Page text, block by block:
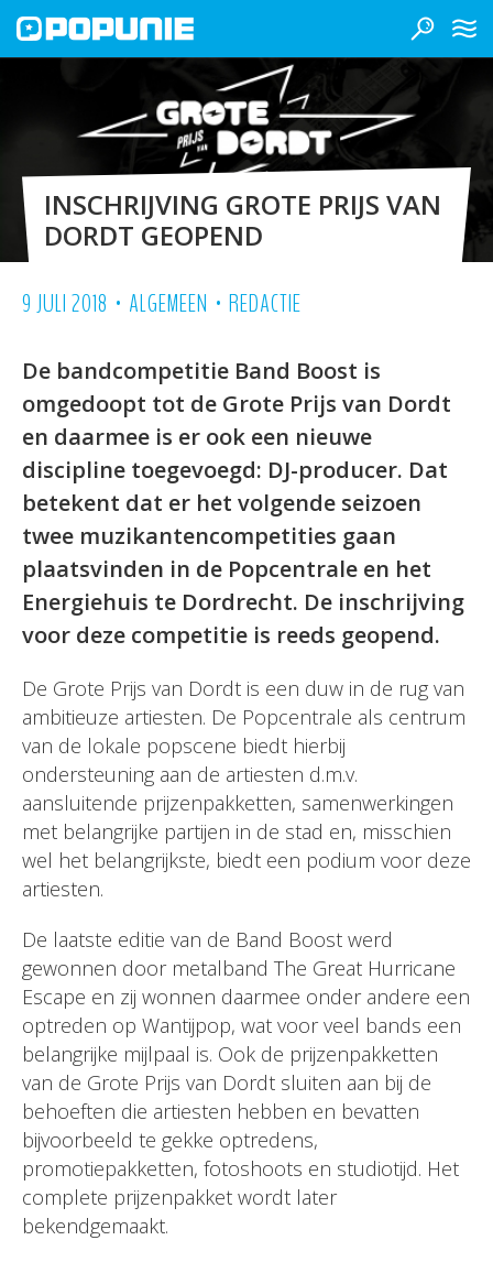
INSCHRIJVING GROTE PRIJS VAN
DORDT GEOPEND
9 JULI 2018 • ALGEMEEN • REDACTIE
De bandcompetitie Band Boost is
omgedoopt tot de Grote Prijs van Dordt
en daarmee is er ook een nieuwe
discipline toegevoegd: DJ-producer. Dat
betekent dat er het volgende seizoen
twee muzikantencompetities gaan
plaatsvinden in de Popcentrale en het
Energiehuis te Dordrecht. De inschrijving
voor deze competitie is reeds geopend.
De Grote Prijs van Dordt is een duw in de rug van
ambitieuze artiesten. De Popcentrale als centrum
van de lokale popscene biedt hierbij
ondersteuning aan de artiesten d.m.v.
aansluitende prijzenpakketten, samenwerkingen
met belangrijke partijen in de stad en, misschien
wel het belangrijkste, biedt een podium voor deze
artiesten.
De laatste editie van de Band Boost werd
gewonnen door metalband The Great Hurricane
Escape en zij wonnen daarmee onder andere een
optreden op Wantijpop, wat voor veel bands een
belangrijke mijlpaal is. Ook de prijzenpakketten
van de Grote Prijs van Dordt sluiten aan bij de
behoeften die artiesten hebben en bevatten
bijvoorbeeld te gekke optredens,
promotiepakketten, fotoshoots en studiotijd. Het
complete prijzenpakket wordt later
bekendgemaakt.